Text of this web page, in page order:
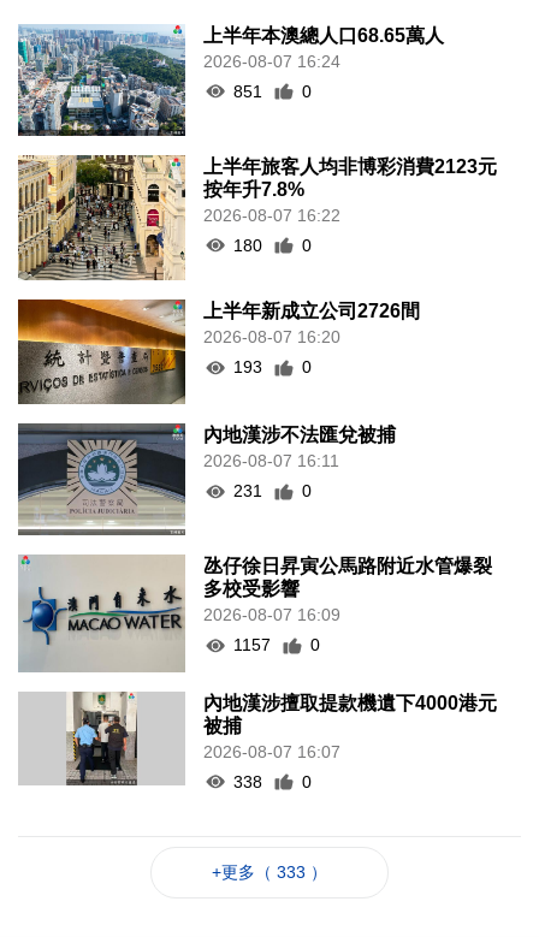
上半年本澳總人口68.65萬人
2026-08-07 16:24
851
0
上半年旅客人均非博彩消費2123元
按年升7.8%
2026-08-07 16:22
180
0
上半年新成立公司2726間
2026-08-07 16:20
193
0
內地漢涉不法匯兌被捕
2026-08-07 16:11
231
0
氹仔徐日昇寅公馬路附近水管爆裂
多校受影響
2026-08-07 16:09
1157
0
內地漢涉擅取提款機遺下4000港元
被捕
2026-08-07 16:07
338
0
+更多（ 333 ）